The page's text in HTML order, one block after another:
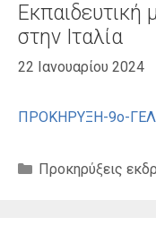
Εκπαιδευτική
στην Ιταλία
22 Ιανουαρίου 2024
ΠΡΟΚΗΡΥΞΗ-9ο-
Κατηγορίες
Προκηρύξεις